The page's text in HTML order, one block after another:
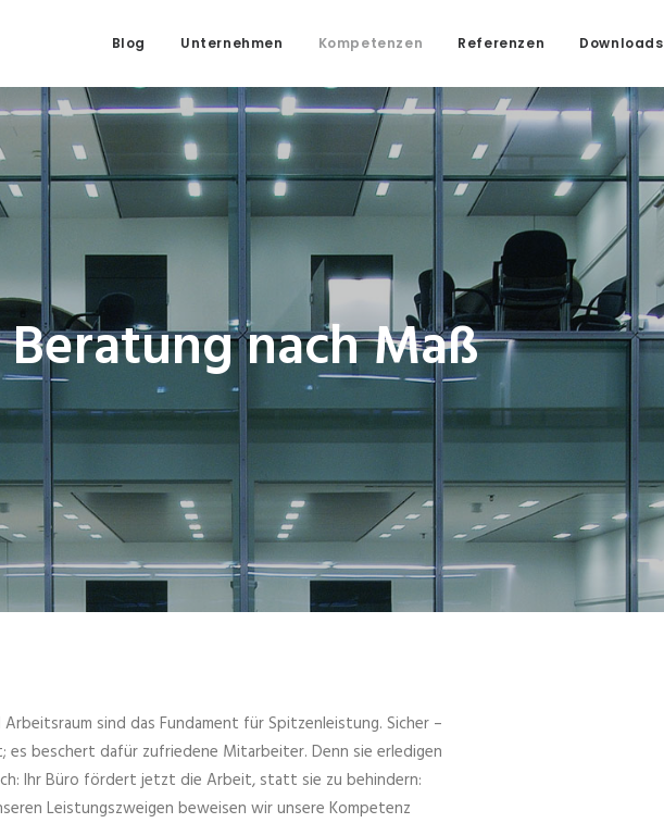
Blog Unternehmen Kompetenzen Referenzen Downloads
Beratung nach Maß
sind das Fundament für Spitzenleistung. Sicher –
beschert dafür zufriedene Mitarbeiter. Denn sie erledigen
Ihr Büro fördert jetzt die Arbeit, statt sie zu behindern:
Leistungszweigen beweisen wir unsere Kompetenz